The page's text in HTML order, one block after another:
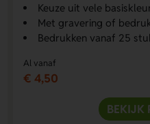
Keuze uit vele
Met gravering of
Bedrukken vanaf 25
Al vanaf
€ 4,50
BEKIJK